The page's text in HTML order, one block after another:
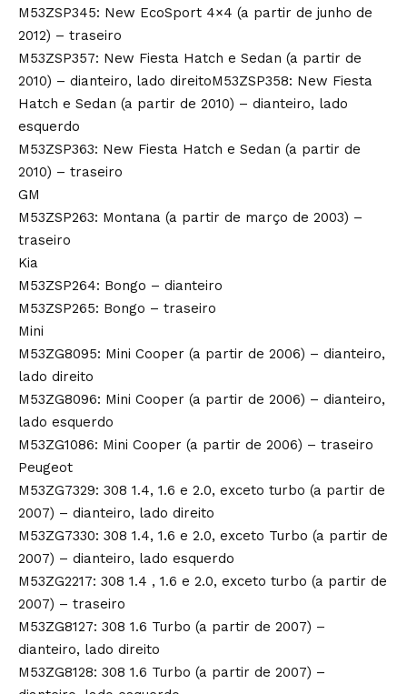
M53ZSP345: New EcoSport 4×4 (a partir de junho de
2012) – traseiro
M53ZSP357: New Fiesta Hatch e Sedan (a partir de
2010) – dianteiro, lado direitoM53ZSP358: New Fiesta
Hatch e Sedan (a partir de 2010) – dianteiro, lado
esquerdo
M53ZSP363: New Fiesta Hatch e Sedan (a partir de
2010) – traseiro
GM
M53ZSP263: Montana (a partir de março de 2003) –
traseiro
Kia
M53ZSP264: Bongo – dianteiro
M53ZSP265: Bongo – traseiro
Mini
M53ZG8095: Mini Cooper (a partir de 2006) – dianteiro,
lado direito
M53ZG8096: Mini Cooper (a partir de 2006) – dianteiro,
lado esquerdo
M53ZG1086: Mini Cooper (a partir de 2006) – traseiro
Peugeot
M53ZG7329: 308 1.4, 1.6 e 2.0, exceto turbo (a partir de
2007) – dianteiro, lado direito
M53ZG7330: 308 1.4, 1.6 e 2.0, exceto Turbo (a partir de
2007) – dianteiro, lado esquerdo
M53ZG2217: 308 1.4 , 1.6 e 2.0, exceto turbo (a partir de
2007) – traseiro
M53ZG8127: 308 1.6 Turbo (a partir de 2007) –
dianteiro, lado direito
M53ZG8128: 308 1.6 Turbo (a partir de 2007) –